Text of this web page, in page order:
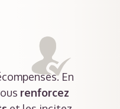
En
renforcez